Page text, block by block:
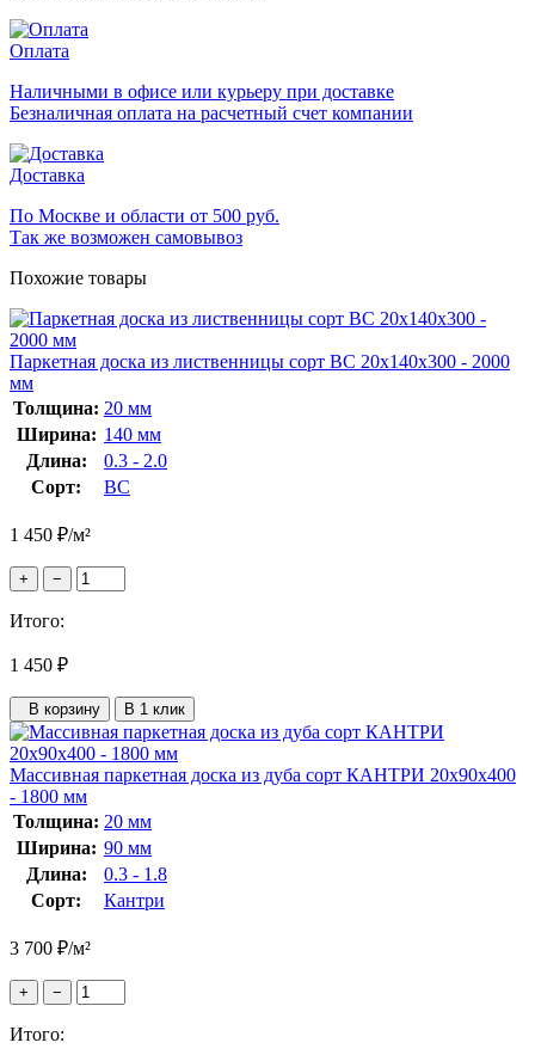
Оплата
Наличными в офисе или курьеру при доставке
Безналичная оплата на расчетный счет компании
Доставка
По Москве и области от 500 руб.
Так же возможен самовывоз
Похожие товары
Паркетная доска из лиственницы сорт ВС 20x140x300 - 2000
мм
Толщина: 20 мм
Ширина: 140 мм
Длина:
0.3 - 2.0
Сорт:
ВС
1 450 ₽/м²
+ −
Итого:
1 450 ₽
В корзину В 1 клик
Массивная паркетная доска из дуба сорт КАНТРИ 20x90x400
- 1800 мм
Толщина: 20 мм
Ширина: 90 мм
Длина:
0.3 - 1.8
Сорт:
Кантри
3 700 ₽/м²
+ −
Итого: